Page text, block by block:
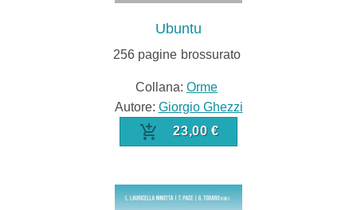
Ubuntu
256pagine brossurato
Collana: Orme
Autore: Giorgio Ghezzi
23,00 €